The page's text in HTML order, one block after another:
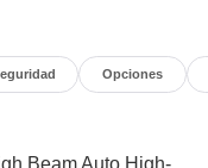
Opciones